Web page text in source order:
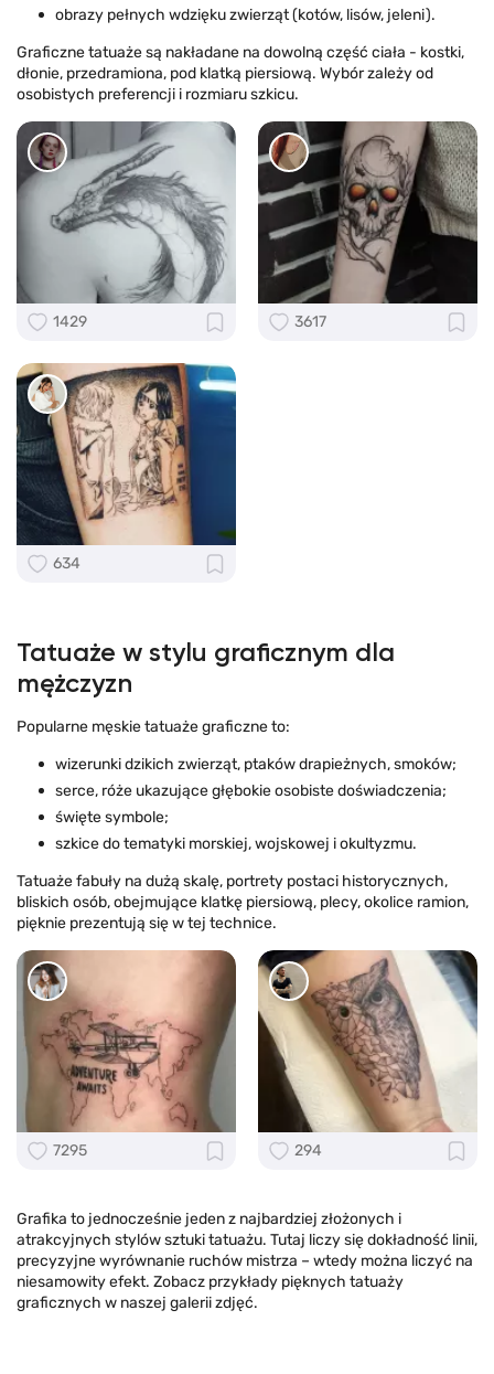
obrazy pełnych wdzięku zwierząt (kotów, lisów, jeleni).
Graficzne tatuaże są nakładane na dowolną część ciała - kostki,
dłonie, przedramiona, pod klatką piersiową. Wybór zależy od
osobistych preferencji i rozmiaru szkicu.
1429 3617
634
Tatuaże w stylu graficznym dla
mężczyzn
Popularne męskie tatuaże graficzne to:
wizerunki dzikich zwierząt, ptaków drapieżnych, smoków;
serce, róże ukazujące głębokie osobiste doświadczenia;
święte symbole;
szkice do tematyki morskiej, wojskowej i okultyzmu.
Tatuaże fabuły na dużą skalę, portrety postaci historycznych,
bliskich osób, obejmujące klatkę piersiową, plecy, okolice ramion,
pięknie prezentują się w tej technice.
7295 294
Grafika to jednocześnie jeden z najbardziej złożonych i
atrakcyjnych stylów sztuki tatuażu. Tutaj liczy się dokładność linii,
precyzyjne wyrównanie ruchów mistrza – wtedy można liczyć na
niesamowity efekt. Zobacz przykłady pięknych tatuaży
graficznych w naszej galerii zdjęć.